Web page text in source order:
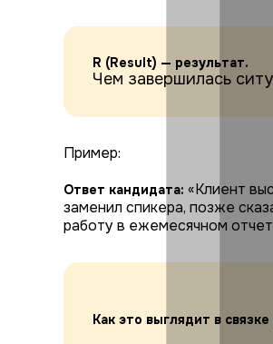
R (Result) — результат.
Чем завершилась
Пример:
Ответ кандидата: «Клиент
заменил спикера, позже
работу в ежемесячном
Как это выглядит в